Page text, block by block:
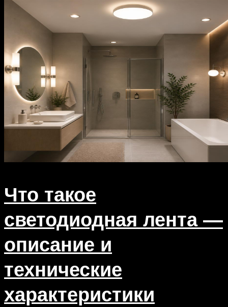
Что такое
светодиодная лента —
описание и
технические
характеристики